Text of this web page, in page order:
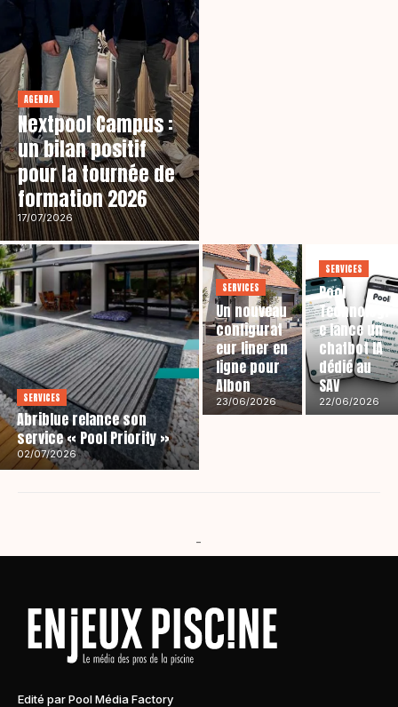
AGENDA
Nextpool Campus :
un bilan positif
pour la tournée de
formation 2026
17/07/2026
SERVICES
Abriblue relance son
service « Pool Priority »
02/07/2026
SERVICES
Un nouveau
configurat
eur liner en
ligne pour
Albon
23/06/2026
SERVICES
Pool
Technologi
e lance un
chatbot IA
dédié au
SAV
22/06/2026
-
Edité par Pool Média Factory